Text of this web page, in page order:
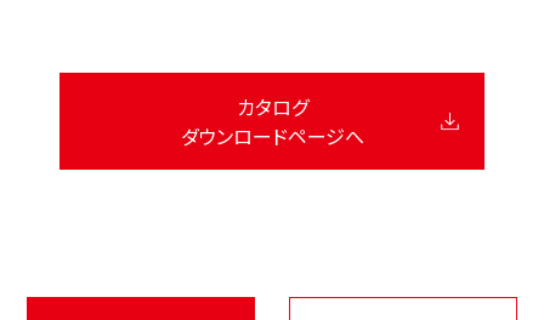
カタログ
ダウンロードページへ